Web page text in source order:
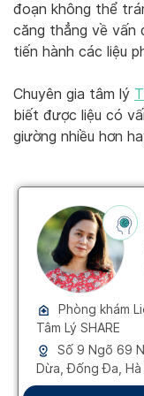
đoạn không thể
căng thẳng về vấn
tiến hành các liệu
Chuyên gia tâm lý
biết được liệu có
giường nhiều hơn